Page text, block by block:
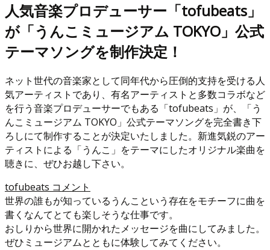
人気音楽プロデューサー「tofubeats」
が「うんこミュージアム TOKYO」公式
テーマソングを制作決定！
ネット世代の音楽家として同年代から圧倒的支持を受ける人
気アーティストであり、有名アーティストと多数コラボなど
を行う音楽プロデューサーでもある「tofubeats」が、「う
んこミュージアム TOKYO」公式テーマソングを完全書き下
ろしにて制作することが決定いたしました。新進気鋭のアー
ティストによる「うんこ」をテーマにしたオリジナル楽曲を
聴きに、ぜひお越し下さい。
tofubeats コメント
世界の誰もが知っているうんこという存在をモチーフに曲を
書くなんてとても楽しそうな仕事です。
おしりから世界に開かれたメッセージを曲にしてみました。
ぜひミュージアムとともに体験してみてください。